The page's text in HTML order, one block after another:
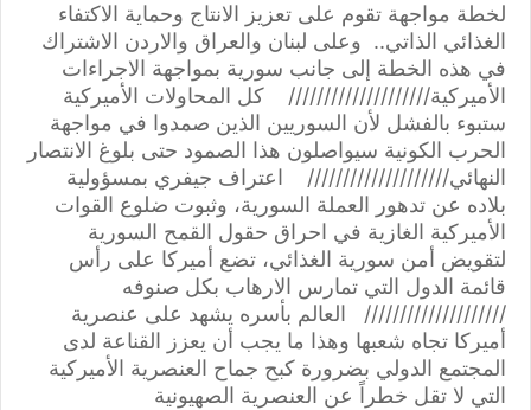
لخطة مواجهة تقوم على تعزيز الانتاج وحماية الاكتفاء
الغذائي الذاتي.. وعلى لبنان والعراق والاردن الاشتراك
في هذه الخطة إلى جانب سورية بمواجهة الاجراءات
الأميركية//////////////////// كل المحاولات الأميركية
ستبوء بالفشل لأن السوريين الذين صمدوا في مواجهة
الحرب الكونية سيواصلون هذا الصمود حتى بلوغ الانتصار
النهائي//////////////////// اعتراف جيفري بمسؤولية
بلاده عن تدهور العملة السورية، وثبوت ضلوع القوات
الأميركية الغازية في احراق حقول القمح السورية
لتقويض أمن سورية الغذائي، تضع أميركا على رأس
قائمة الدول التي تمارس الارهاب بكل صنوفه
//////////////////// العالم بأسره يشهد على عنصرية
أميركا تجاه شعبها وهذا ما يجب أن يعزز القناعة لدى
المجتمع الدولي بضرورة كبح جماح العنصرية الأميركية
التي لا تقل خطراً عن العنصرية الصهيونية